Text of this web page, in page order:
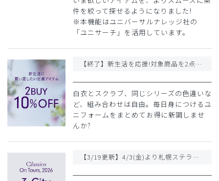
件を絞って探せるようになりました!
※本機能はユニバーサルナレッジ社の
「ユニサーチ」を活用しています。
【終了】新生活を応援!対象商品を2点以上購入で10%OFF
白衣とスクラブ、同じシリーズの色違いな
ど、組み合わせは自由。毎日身につけるユ
ニフォームをまとめてお得に新調しませ
んか?
【3/19更新】4/3(金)より札幌ステラプレイスにてクラシコ POP UP STOREをオープン!